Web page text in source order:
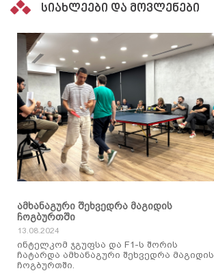
სიახლეები და მოვლენები
ამხანაგური შეხვედრა მაგიდის
ჩოგბურთში
13.08.2024
ინტელკომ ჯგუფსა და F1-ს შორის
ჩატარდა ამხანაგური შეხვედრა მაგიდის
ჩოგბურთში.